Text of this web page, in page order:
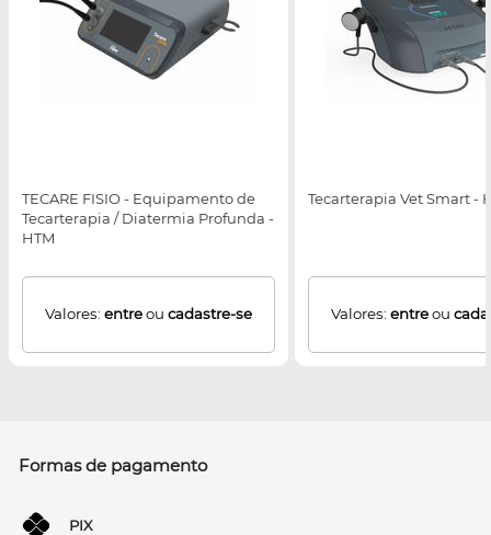
TECARE FISIO - Equipamento de
Tecarterapia / Diatermia Profunda -
HTM
Valores: entreou cadastre-se
Tecarterapia Vet Smart -
Valores: entreou
Formas de pagamento
PIX